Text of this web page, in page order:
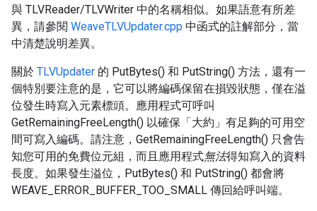
與 TLVReader/TLVWriter 中的名稱相似。如果語意有所差
異，請參閱 WeaveTLVUpdater.cpp 中函式的註解部分，當
中清楚說明差異。
關於 TLVUpdater 的 PutBytes() 和 PutString() 方法，還有一
個特別要注意的是，它可以將編碼保留在損毀狀態，僅在溢
位發生時寫入元素標頭。應用程式可呼叫
GetRemainingFreeLength() 以確保「大約」 有足夠的可用空
間可寫入編碼。請注意，GetRemainingFreeLength() 只會告
知您可用的免費位元組，而且應用程式無法得知寫入的資料
長度。如果發生溢位，PutBytes() 和 PutString() 都會將
WEAVE_ERROR_BUFFER_TOO_SMALL 傳回給呼叫端。